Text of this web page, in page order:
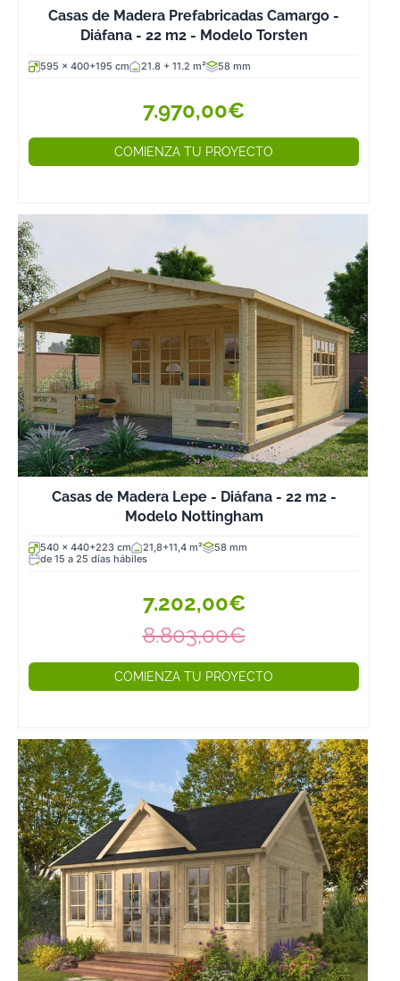
Casas de Madera Prefabricadas Camargo -
Diáfana - 22 m2 - Modelo Torsten
595 x 400+195 cm 21.8 + 11.2 m² 58 mm
7.970,00€
COMIENZA TU PROYECTO
Casas de Madera Lepe - Diáfana - 22 m2 -
Modelo Nottingham
540 x 440+223 cm 21,8+11,4 m²
58 mm
de 15 a 25 días hábiles
7.202,00€
8.803,00€
COMIENZA TU PROYECTO